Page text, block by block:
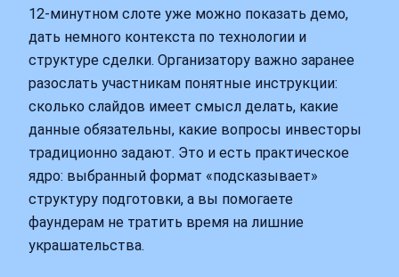
12‑минутном слоте уже можно показать демо,
дать немного контекста по технологии и
структуре сделки. Организатору важно заранее
разослать участникам понятные инструкции:
сколько слайдов имеет смысл делать, какие
данные обязательны, какие вопросы инвесторы
традиционно задают. Это и есть практическое
ядро: выбранный формат «подсказывает»
структуру подготовки, а вы помогаете
фаундерам не тратить время на лишние
украшательства.